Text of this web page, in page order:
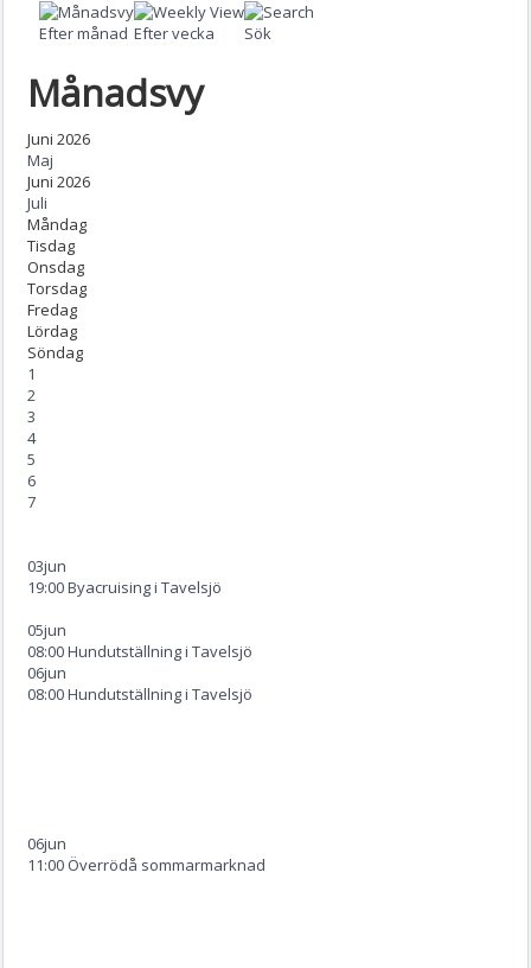
Efter månad Efter vecka Sök
Månadsvy
Juni 2026
Maj
Juni 2026
Juli
Måndag
Tisdag
Onsdag
Torsdag
Fredag
Lördag
Söndag
1
2
3
4
5
6
7
03jun
19:00 Byacruising i Tavelsjö
05jun
08:00 Hundutställning i Tavelsjö
06jun
08:00 Hundutställning i Tavelsjö
06jun
11:00 Överrödå sommarmarknad